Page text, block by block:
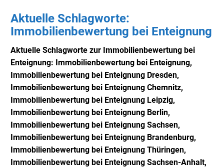
Aktuelle Schlagworte:
Immobilienbewertung bei Enteignung
Aktuelle Schlagworte zur Immobilienbewertung bei
Enteignung: Immobilienbewertung bei Enteignung,
Immobilienbewertung bei Enteignung Dresden,
Immobilienbewertung bei Enteignung Chemnitz,
Immobilienbewertung bei Enteignung Leipzig,
Immobilienbewertung bei Enteignung Berlin,
Immobilienbewertung bei Enteignung Sachsen,
Immobilienbewertung bei Enteignung Brandenburg,
Immobilienbewertung bei Enteignung Thüringen,
Immobilienbewertung bei Enteignung Sachsen-Anhalt,